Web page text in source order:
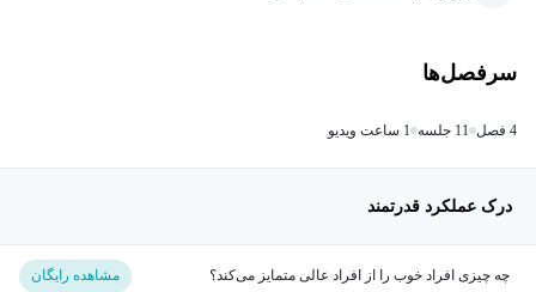
سرفصل‌ها
4 فصل 11 جلسه 1 ساعت ویدیو
درک عملکرد قدرتمند
چه چیزی افراد خوب را از افراد عالی متمایز می‌کند؟ مشاهده رایگان